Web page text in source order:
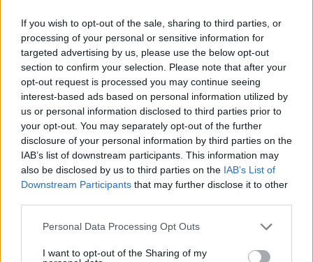
If you wish to opt-out of the sale, sharing to third parties, or
processing of your personal or sensitive information for
targeted advertising by us, please use the below opt-out
section to confirm your selection. Please note that after your
opt-out request is processed you may continue seeing
interest-based ads based on personal information utilized by
us or personal information disclosed to third parties prior to
your opt-out. You may separately opt-out of the further
disclosure of your personal information by third parties on the
IAB’s list of downstream participants. This information may
also be disclosed by us to third parties on the IAB’s List of
Downstream Participants that may further disclose it to other
Please note that this website/app uses one or more Google
not limited to your visit or usage behaviour. You may click to
Personal Data Processing Opt Outs
I want to opt-out of the Sharing of my
Caratteristiche e vantaggi
104,1 ml, risultando ideale per la preparazione di
dolciumi e gelatine. La resistenza termica consente